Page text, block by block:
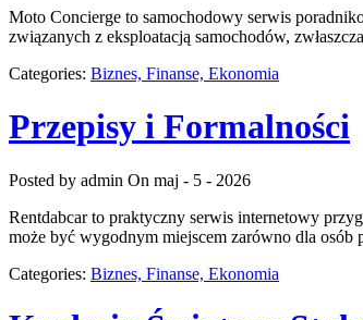
Moto Concierge to samochodowy serwis
związanych z eksploatacją samochodów,
Categories: Biznes, Finanse, Ekonomia
Przepisy i Formalności
Posted by admin On maj - 5 - 2026
Rentdabcar to praktyczny serwis internetowy
może być wygodnym miejscem zarówno dla
Categories: Biznes, Finanse, Ekonomia